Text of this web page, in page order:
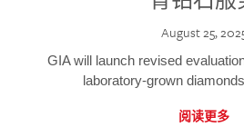
August 25,
GIA will launch revised
laboratory-grown
阅读更多